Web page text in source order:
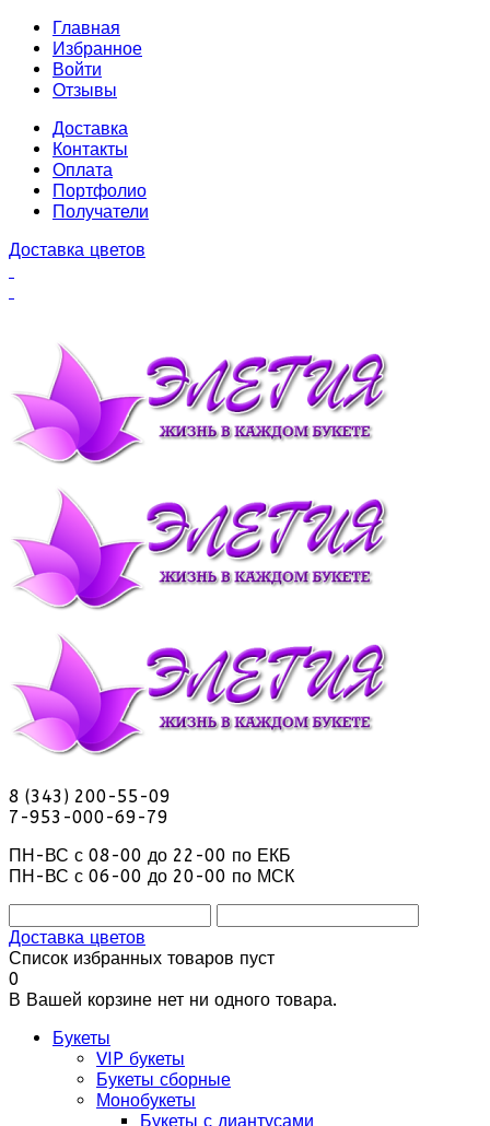
Главная
Избранное
Войти
Отзывы
Доставка
Контакты
Оплата
Портфолио
Получатели
Доставка цветов
8 (343) 200-55-09
7-953-000-69-79
ПН-ВС с 08-00 до 22-00 по ЕКБ
ПН-ВС с 06-00 до 20-00 по МСК
Доставка цветов
Список избранных товаров пуст
0
В Вашей корзине нет ни одного товара.
Букеты
VIP букеты
Букеты сборные
Монобукеты
Букеты с диантусами